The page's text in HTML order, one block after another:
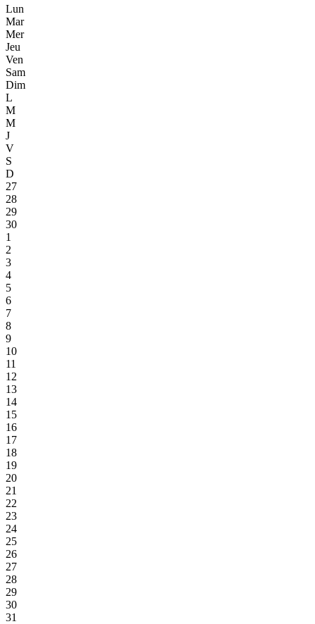
Lun
Mar
Mer
Jeu
Ven
Sam
Dim
L
M
M
J
V
S
D
27
28
29
30
1
2
3
4
5
6
7
8
9
10
11
12
13
14
15
16
17
18
19
20
21
22
23
24
25
26
27
28
29
30
31